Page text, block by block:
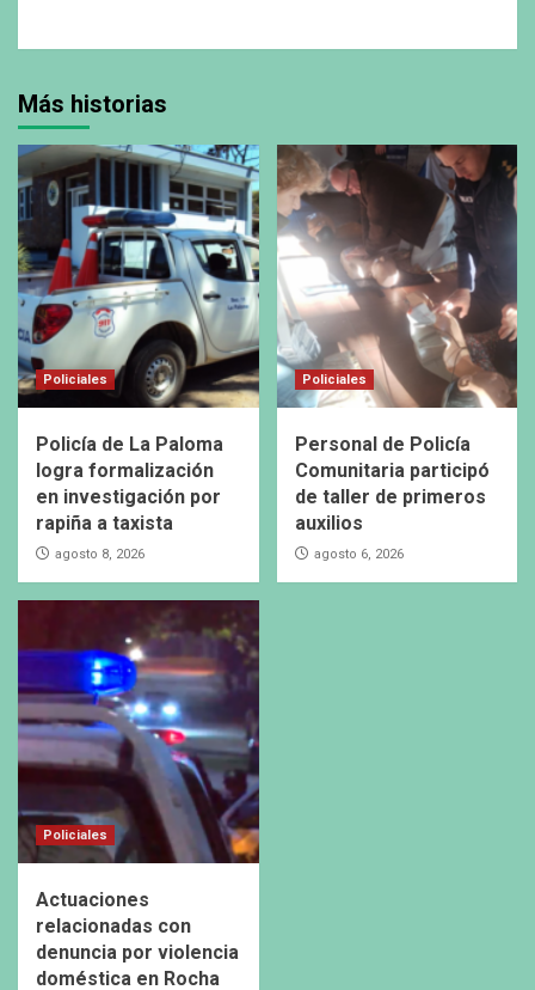
Más historias
Policiales
Policía de La Paloma
logra formalización
en investigación por
rapiña a taxista
agosto 8, 2026
Policiales
Personal de Policía
Comunitaria participó
de taller de primeros
auxilios
agosto 6, 2026
Policiales
Actuaciones
relacionadas con
denuncia por violencia
doméstica en Rocha